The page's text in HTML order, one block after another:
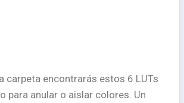
carpeta encontrarás estos 6 LUTs
para anular o aislar colores. Un